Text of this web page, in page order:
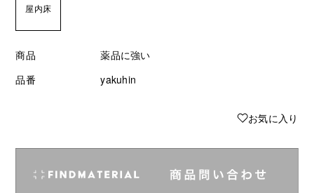
屋内床
商品
薬品に強い
品番
yakuhin
♥お気に入り